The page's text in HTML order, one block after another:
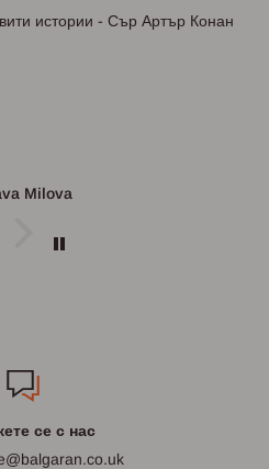
е в теб
Yankova
се с нас